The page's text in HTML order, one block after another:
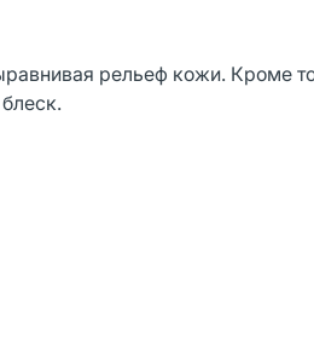
рельеф кожи. Кроме